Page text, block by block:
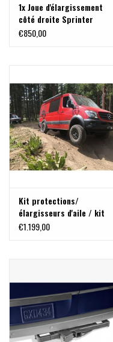
1x Joue d'élargissement
côté droite Sprinter
906/907 / VW Crafter
€850,00
Kit protections/
élargisseurs d'aile / kit
d'extension de passage de
combinaison avec de gros
pneus.
€1.199,00